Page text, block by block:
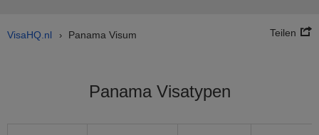
VisaHQ.nl › Panama Visum Teilen
Panama Visatypen